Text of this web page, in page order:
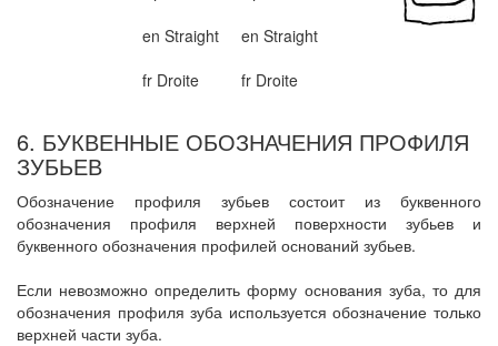
en Straight
fr Droite
en Straight
fr Droite
6. БУКВЕННЫЕ ОБОЗНАЧЕНИЯ ПРОФИЛЯ
ЗУБЬЕВ
Обозначение профиля зубьев состоит из буквенного
обозначения профиля верхней поверхности зубьев и
буквенного обозначения профилей оснований зубьев.
Если невозможно определить форму основания зуба, то для
обозначения профиля зуба используется обозначение только
верхней части зуба.